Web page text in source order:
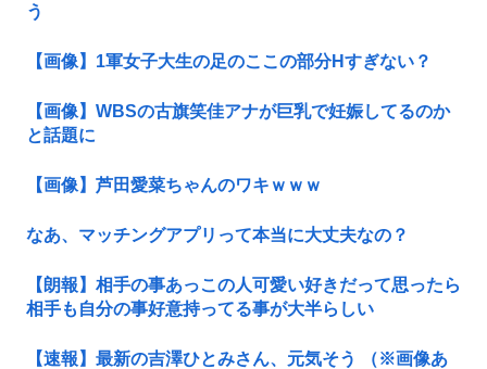
う
【画像】1軍女子大生の足のここの部分Нすぎない？
【画像】WBSの古旗笑佳アナが巨乳で妊娠してるのか
と話題に
【画像】芦田愛菜ちゃんのワキｗｗｗ
なあ、マッチングアプリって本当に大丈夫なの？
【朗報】相手の事あっこの人可愛い好きだって思ったら
相手も自分の事好意持ってる事が大半らしい
【速報】最新の吉澤ひとみさん、元気そう （※画像あ